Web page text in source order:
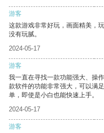
游客
这款游戏非常好玩，画面精美，
没有玩腻。
2024-05-17
游客
我一直在寻找一款功能强大、操
款软件的功能非常强大，可以满
单，即使是小白也能快速上手。
2024-05-17
游客